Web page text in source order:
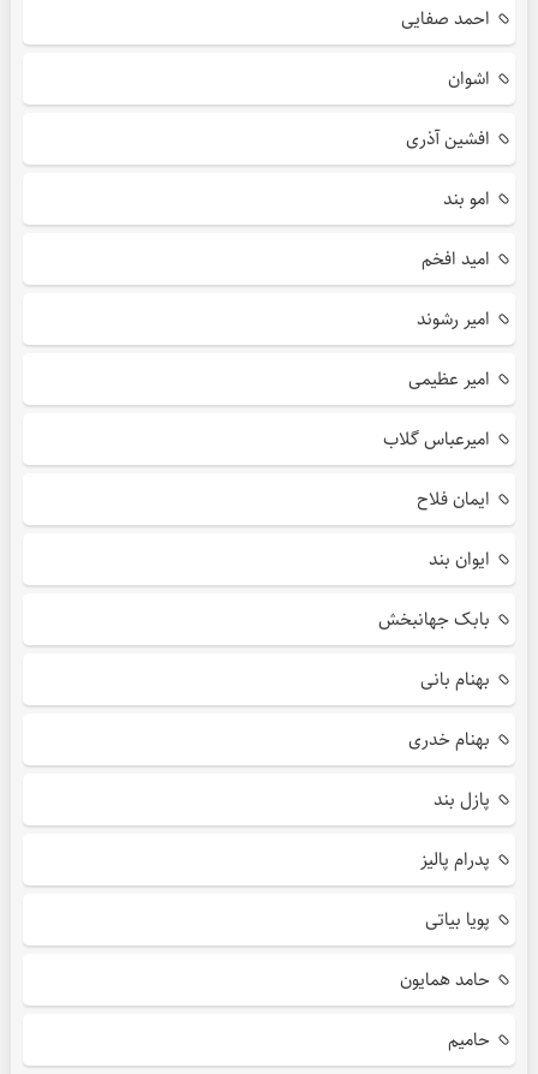
احمد صفایی
اشوان
افشین آذری
امو بند
امید افخم
امیر رشوند
امیر عظیمی
امیرعباس گلاب
ایمان فلاح
ایوان بند
بابک جهانبخش
بهنام بانی
بهنام خدری
پازل بند
پدرام پالیز
پویا بیاتی
حامد همایون
حامیم